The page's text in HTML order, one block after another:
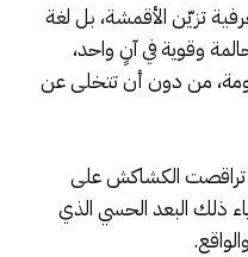
تزيّن الأقمشة، بل لغة
وقوية في آنٍ واحد،
من دون أن تتخلى عن
الكشاكش على
ذلك البعد الحسي الذي